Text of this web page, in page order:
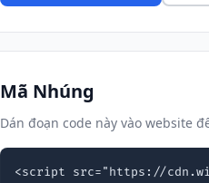
Mã Nhúng
Dán đoạn code này vào website
<script src="https://